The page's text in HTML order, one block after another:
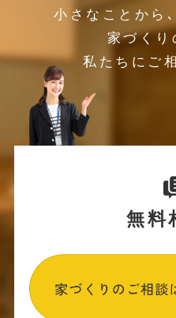
小さなことから
家づくり
私たちにご
無料